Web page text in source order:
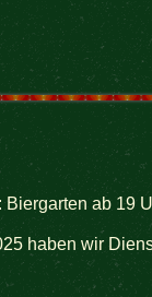
Biergarten ab 19
haben wir